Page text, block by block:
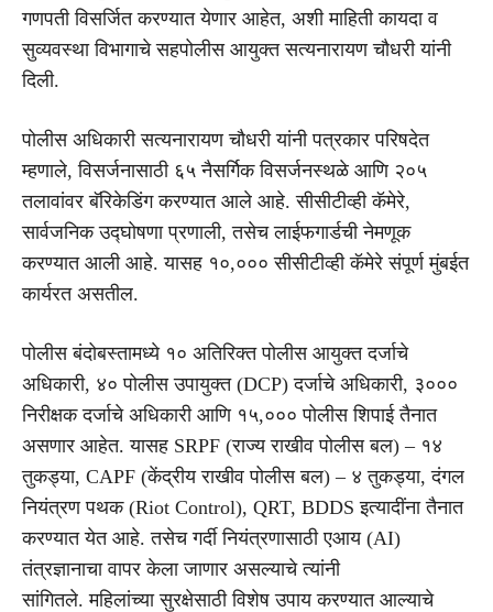
गणपती विसर्जित करण्यात येणार आहेत, अशी माहिती कायदा व
सुव्यवस्था विभागाचे सहपोलीस आयुक्त सत्यनारायण चौधरी यांनी
दिली.
पोलीस अधिकारी सत्यनारायण चौधरी यांनी पत्रकार परिषदेत
म्हणाले, विसर्जनासाठी ६५ नैसर्गिक विसर्जनस्थळे आणि २०५
तलावांवर बॅरिकेडिंग करण्यात आले आहे. सीसीटीव्ही कॅमेरे,
सार्वजनिक उद्घोषणा प्रणाली, तसेच लाईफगार्डची नेमणूक
करण्यात आली आहे. यासह १०,००० सीसीटीव्ही कॅमेरे संपूर्ण मुंबईत
कार्यरत असतील.
पोलीस बंदोबस्तामध्ये १० अतिरिक्त पोलीस आयुक्त दर्जाचे
अधिकारी, ४० पोलीस उपायुक्त (DCP) दर्जाचे अधिकारी, ३०००
निरीक्षक दर्जाचे अधिकारी आणि १५,००० पोलीस शिपाई तैनात
असणार आहेत. यासह SRPF (राज्य राखीव पोलीस बल) – १४
तुकड्या, CAPF (केंद्रीय राखीव पोलीस बल) – ४ तुकड्या, दंगल
नियंत्रण पथक (Riot Control), QRT, BDDS इत्यादींना तैनात
करण्यात येत आहे. तसेच गर्दी नियंत्रणासाठी एआय (AI)
तंत्रज्ञानाचा वापर केला जाणार असल्याचे त्यांनी
सांगितले. महिलांच्या सुरक्षेसाठी विशेष उपाय करण्यात आल्याचे